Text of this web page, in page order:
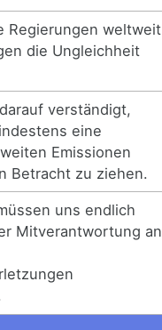
Regierungen weltweit
die Ungleichheit
verständigt,
eine
Emissionen
Betracht zu ziehen.
uns endlich
Mitverantwortung an